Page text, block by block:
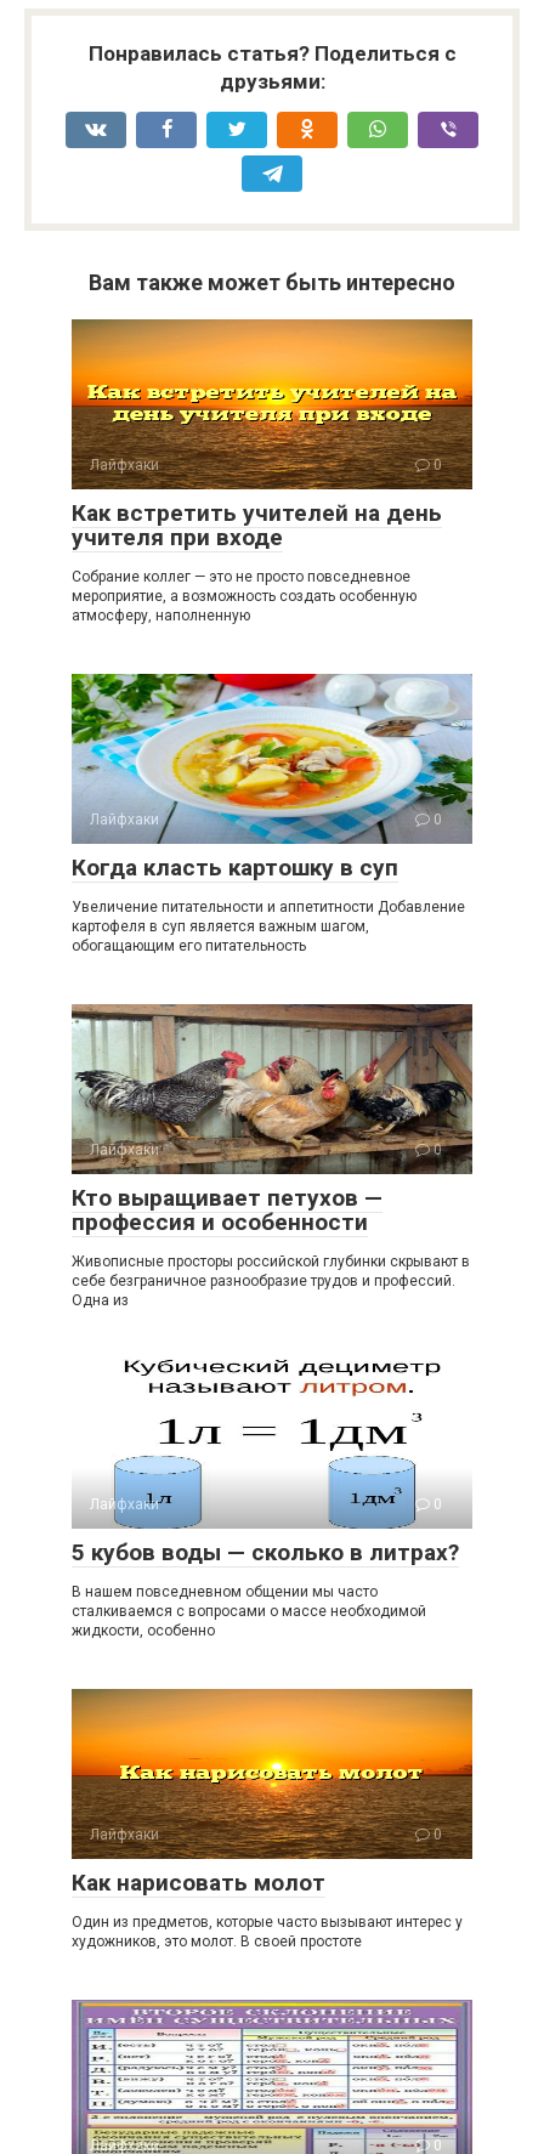
Понравилась статья? Поделиться с
друзьями:
Вам также может быть интересно
Лайфхаки 0
Как встретить учителей на день
учителя при входе
Собрание коллег — это не просто повседневное
мероприятие, а возможность создать особенную
атмосферу, наполненную
Лайфхаки 0
Когда класть картошку в суп
Увеличение питательности и аппетитности Добавление
картофеля в суп является важным шагом,
обогащающим его питательность
Лайфхаки 0
Кто выращивает петухов —
профессия и особенности
Живописные просторы российской глубинки скрывают в
себе безграничное разнообразие трудов и профессий.
Одна из
Лайфхаки 0
5 кубов воды — сколько в литрах?
В нашем повседневном общении мы часто
сталкиваемся с вопросами о массе необходимой
жидкости, особенно
Лайфхаки 0
Как нарисовать молот
Один из предметов, которые часто вызывают интерес у
художников, это молот. В своей простоте
Лайфхаки 0